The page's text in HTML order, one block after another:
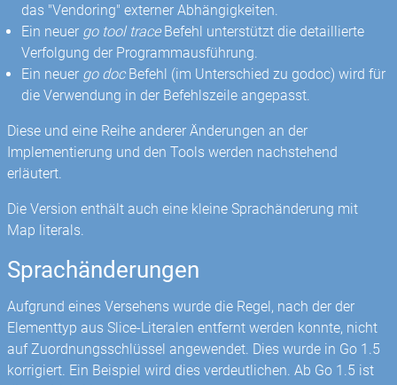
das "Vendoring" externer Abhängigkeiten.
Ein neuer go tool traceBefehl unterstützt die detaillierte
Verfolgung der Programmausführung.
Ein neuer go docBefehl (im Unterschied zu godoc) wird für
die Verwendung in der Befehlszeile angepasst.
Diese und eine Reihe anderer Änderungen an der
Implementierung und den Tools werden nachstehend
erläutert.
Die Version enthält auch eine kleine Sprachänderung mit
Map literals.
Sprachänderungen
Aufgrund eines Versehens wurde die Regel, nach der der
Elementtyp aus Slice-Literalen entfernt werden konnte, nicht
auf Zuordnungsschlüssel angewendet. Dies wurde in Go 1.5
korrigiert. Ein Beispiel wird dies verdeutlichen. Ab Go 1.5 ist